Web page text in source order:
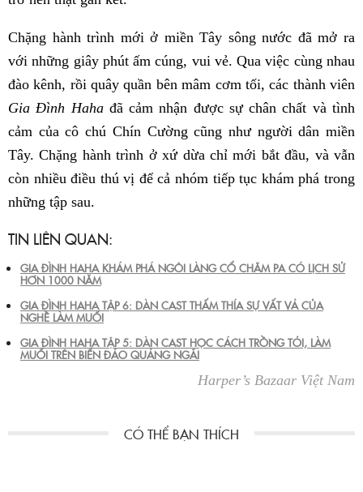
Chặng hành trình mới ở miền Tây sông nước đã mở ra
với những giây phút ấm cúng, vui vẻ. Qua việc cùng nhau
đào kênh, rồi quây quần bên mâm cơm tối, các thành viên
Gia Đình Hahađã cảm nhận được sự chân chất và tình
cảm của cô chú Chín Cường cũng như người dân miền
Tây. Chặng hành trình ở xứ dừa chỉ mới bắt đầu, và vẫn
còn nhiều điều thú vị để cả nhóm tiếp tục khám phá trong
những tập sau.
TIN LIÊN QUAN:
GIA ĐÌNH HAHA KHÁM PHÁ NGÔI LÀNG CỔ CHĂM PA CÓ LỊCH SỬ
HƠN 1000 NĂM
GIA ĐÌNH HAHA TẬP 6: DÀN CAST THẤM THÍA SỰ VẤT VẢ CỦA
NGHỀ LÀM MUỐI
GIA ĐÌNH HAHA TẬP 5: DÀN CAST HỌC CÁCH TRỒNG TỎI, LÀM
MUỐI TRÊN BIỂN ĐẢO QUẢNG NGÃI
Harper’s Bazaar Việt Nam